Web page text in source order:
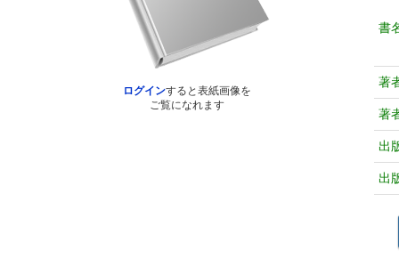
ログインすると表紙画像を
ご覧になれます
書
著
著
出
出